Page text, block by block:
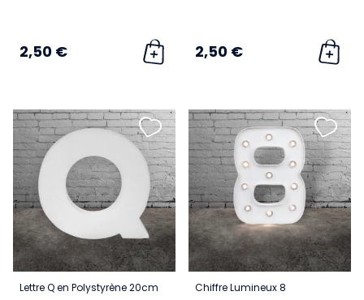
2,50 € 2,50 €
Lettre Q en Polystyrène 20cm Chiffre Lumineux 8